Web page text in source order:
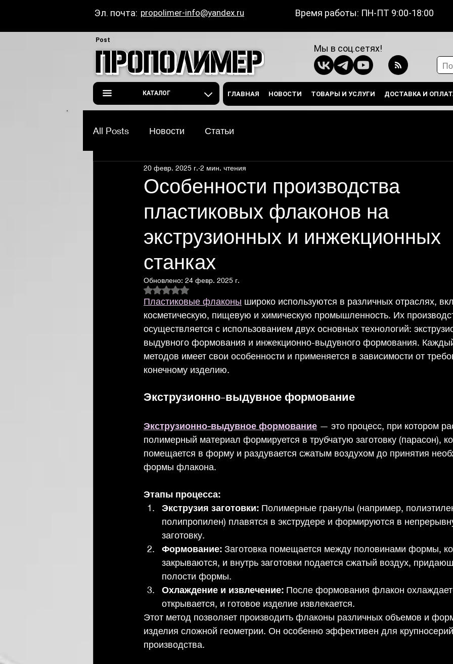
Эл. почта: propolimer-info@yandex.ru Время работы: ПН-ПТ 9:00-18:00
КАТАЛОГ ГЛАВНАЯ НОВОСТИ ТОВАРЫ И УСЛУГИ ДОСТАВКА И
Post
Мы в соц.сетях!
All Posts Новости Статьи
Особенности производства
пластиковых флаконов на
экструзионных и инжекционных
станках
20 февр. 2025 г. 2 мин. чтения
Обновлено: 24 февр. 2025 г.
Оценка: не число из 5 звезд.
Пластиковые флаконы широко используются в различных отраслях,
косметическую, пищевую и химическую промышленность. Их
осуществляется с использованием двух основных технологий:
выдувного формования и инжекционно-выдувного формования.
методов имеет свои особенности и применяется в зависимости от
конечному изделию.
Экструзионно-выдувное формование
Экструзионно-выдувное формование — это процесс, при котором
полимерный материал формируется в трубчатую заготовку (парасон),
помещается в форму и раздувается сжатым воздухом до принятия
формы флакона.
Этапы процесса:
Экструзия заготовки: Полимерные гранулы (например,
полипропилен) плавятся в экструдере и формируются в
заготовку.
Формование: Заготовка помещается между половинами формы,
закрываются, и внутрь заготовки подается сжатый воздух,
полости формы.
Охлаждение и извлечение: После формования флакон
открывается, и готовое изделие извлекается.
Этот метод позволяет производить флаконы различных объемов и
изделия сложной геометрии. Он особенно эффективен для
производства.